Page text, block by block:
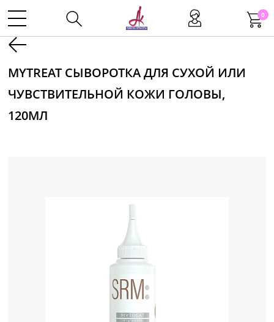
0
Инструменты
Одноразовая продукция
Уход за кожей
MYTREAT СЫВОРОТКА ДЛЯ СУХОЙ ИЛИ
ЧУВСТВИТЕЛЬНОЙ КОЖИ ГОЛОВЫ,
120МЛ